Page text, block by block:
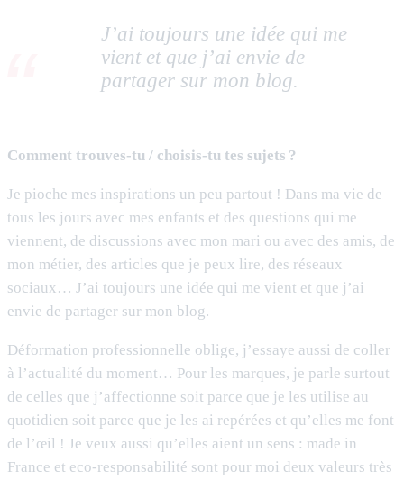
J’ai toujours une idée qui me
vient et que j’ai envie de
partager sur mon blog.
Comment trouves-tu / choisis-tu tes sujets ?
Je pioche mes inspirations un peu partout ! Dans ma vie de
tous les jours avec mes enfants et des questions qui me
viennent, de discussions avec mon mari ou avec des amis, de
mon métier, des articles que je peux lire, des réseaux
sociaux… J’ai toujours une idée qui me vient et que j’ai
envie de partager sur mon blog.
Déformation professionnelle oblige, j’essaye aussi de coller
à l’actualité du moment… Pour les marques, je parle surtout
de celles que j’affectionne soit parce que je les utilise au
quotidien soit parce que je les ai repérées et qu’elles me font
de l’œil ! Je veux aussi qu’elles aient un sens : made in
France et eco-responsabilité sont pour moi deux valeurs très